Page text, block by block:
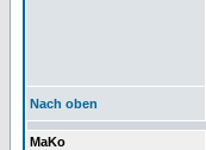
Nach oben
MaKo